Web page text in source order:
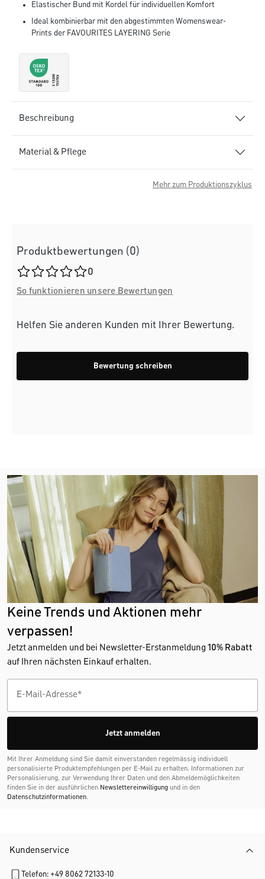
Elastischer Bund mit Kordel für individuellen Komfort
Ideal kombinierbar mit den abgestimmten Womenswear-
Prints der FAVOURITES LAYERING Serie
Beschreibung
Material & Pflege
Mehr zum Produktionszyklus
Produktbewertungen (0)
Durchschnittliche Bewertung von 0 von 5 Sternen
0
So funktionieren unsere Bewertungen
Helfen Sie anderen Kunden mit Ihrer Bewertung.
Bewertung schreiben
Keine Trends und Aktionen mehr
verpassen!
Jetzt anmelden und bei Newsletter-Erstanmeldung 10% Rabatt
auf Ihren nächsten Einkauf erhalten.
Jetzt anmelden
Mit Ihrer Anmeldung sind Sie damit einverstanden regelmässig individuell
personalisierte Produktempfehlungen per E-Mail zu erhalten. Informationen zur
Personalisierung, zur Verwendung Ihrer Daten und den Abmelde­möglichkeiten
finden Sie in der ausführlichen Newslettereinwilligung und in den
Datenschutzinformationen.
Kundenservice
Telefon: +49 8062 72133-10